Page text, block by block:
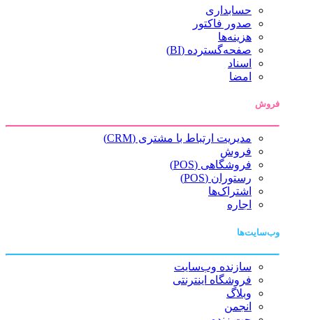
حسابداری
صدور فاکتور
هزینه‌ها
صفحه‌گسترده (BI)
اسناد
امضا
فروش
مدیریت ارتباط با مشتری (CRM)
فروش
فروشگاهی (POS)
رستوران (POS)
اشتراک‌ها
اجاره
وب‌سایت‌ها
سازنده وب‌سایت
فروشگاه اینترنتی
وبلاگ
انجمن